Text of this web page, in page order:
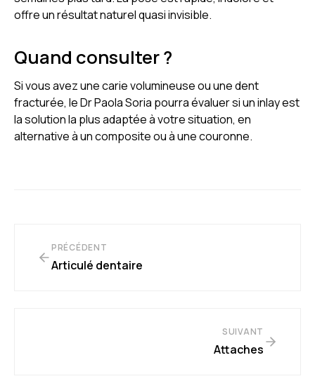
offre un résultat naturel quasi invisible.
Quand consulter ?
Si vous avez une carie volumineuse ou une dent
fracturée, le Dr Paola Soria pourra évaluer si un inlay est
la solution la plus adaptée à votre situation, en
alternative à un composite ou à une couronne.
PRÉCÉDENT
Articulé dentaire
SUIVANT
Attaches